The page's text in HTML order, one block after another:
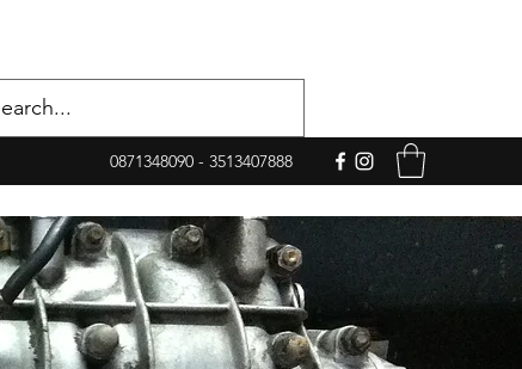
0871348090 - 3513407888